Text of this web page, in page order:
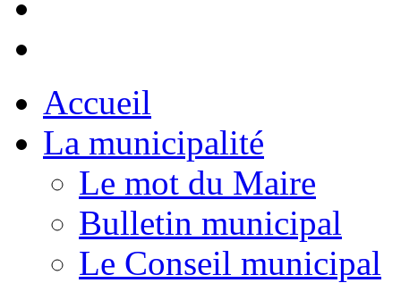
Accueil
La municipalité
Le mot du Maire
Bulletin municipal
Le Conseil municipal